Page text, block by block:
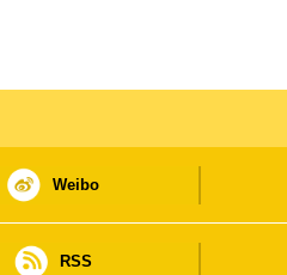
Weibo
RSS